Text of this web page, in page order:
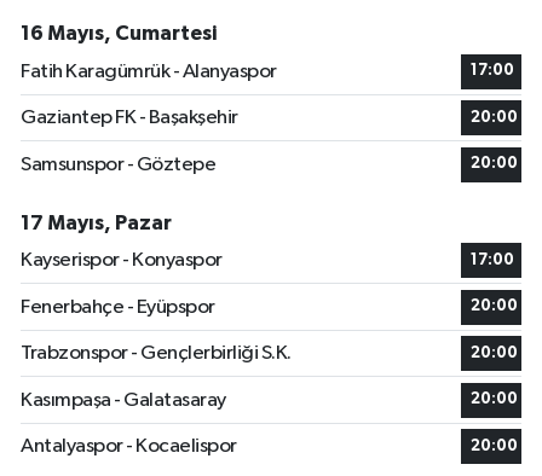
16 Mayıs, Cumartesi
Fatih Karagümrük - Alanyaspor
17:00
Gaziantep FK - Başakşehir 20:00
Samsunspor - Göztepe 20:00
17 Mayıs, Pazar
Kayserispor - Konyaspor
17:00
Fenerbahçe - Eyüpspor 20:00
Trabzonspor - Gençlerbirliği S.K. 20:00
Kasımpaşa - Galatasaray 20:00
Antalyaspor - Kocaelispor 20:00